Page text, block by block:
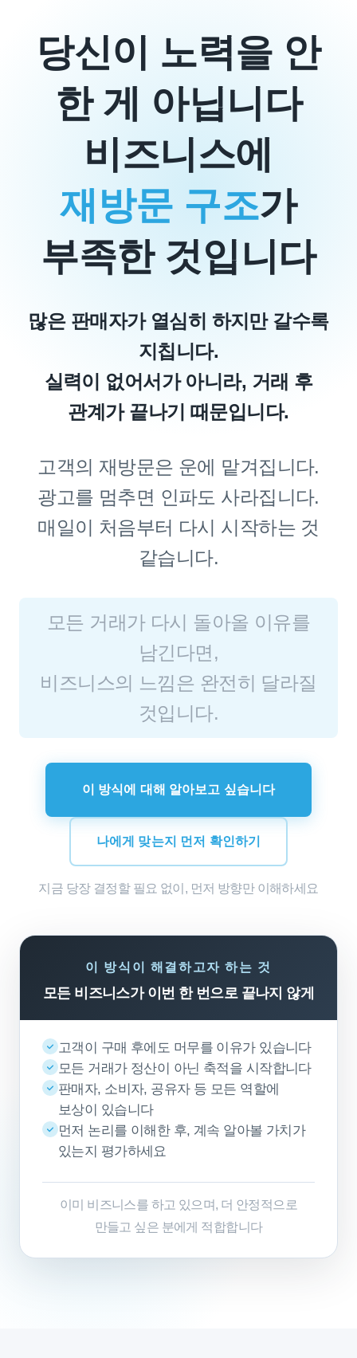
당신이 노력을 안
한 게 아닙니다
비즈니스에
재방문 구조가
부족한 것입니다
많은 판매자가 열심히 하지만 갈수록
지칩니다.
실력이 없어서가 아니라, 거래 후
관계가 끝나기 때문입니다.
고객의 재방문은 운에 맡겨집니다.
광고를 멈추면 인파도 사라집니다.
매일이 처음부터 다시 시작하는 것
같습니다.
모든 거래가 다시 돌아올 이유를
남긴다면,
비즈니스의 느낌은 완전히 달라질
것입니다.
이 방식에 대해 알아보고 싶습니다
나에게 맞는지 먼저 확인하기
지금 당장 결정할 필요 없이, 먼저 방향만 이해하세요
이 방식이 해결하고자 하는 것
모든 비즈니스가 이번 한 번으로 끝나지 않게
고객이 구매 후에도 머무를 이유가 있습니다
모든 거래가 정산이 아닌 축적을 시작합니다
판매자, 소비자, 공유자 등 모든 역할에
보상이 있습니다
먼저 논리를 이해한 후, 계속 알아볼 가치가
있는지 평가하세요
이미 비즈니스를 하고 있으며, 더 안정적으로
만들고 싶은 분에게 적합합니다